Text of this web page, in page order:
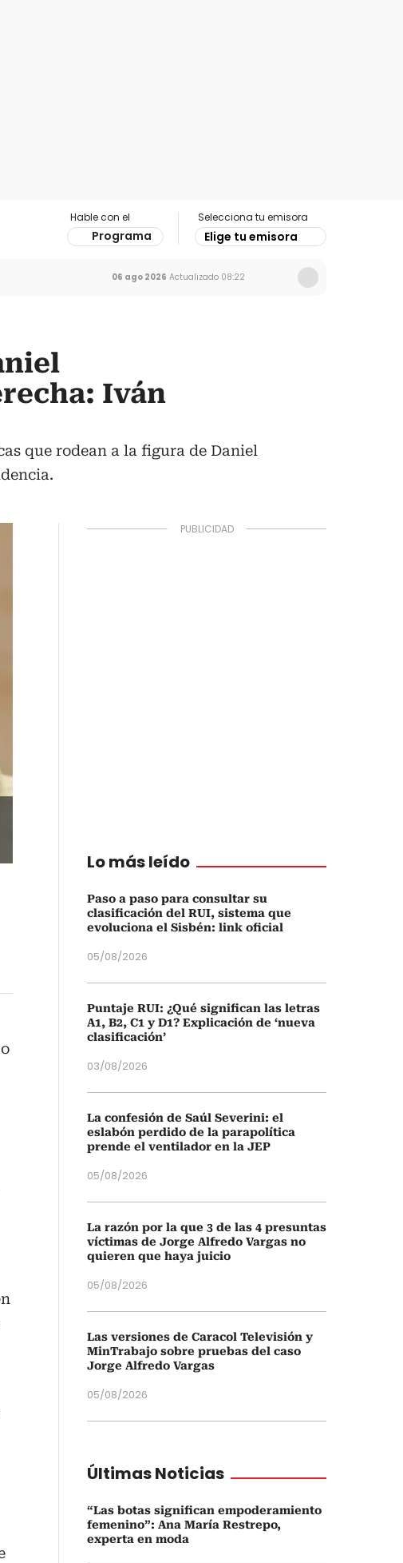
Hable con el
Programa
Selecciona tu emisora
Elige tu emisora
06 ago 2026 Actualizado 08:22
Iván
que rodean a la figura de Daniel
Lo más leído
Paso a paso para consultar su
clasificación del RUI, sistema que
evoluciona el Sisbén: link oficial
05/08/2026
Puntaje RUI: ¿Qué significan las letras
A1, B2, C1 y D1? Explicación de ‘nueva
clasificación’
03/08/2026
La confesión de Saúl Severini: el
eslabón perdido de la parapolítica
prende el ventilador en la JEP
05/08/2026
La razón por la que 3 de las 4 presuntas
víctimas de Jorge Alfredo Vargas no
quieren que haya juicio
05/08/2026
Las versiones de Caracol Televisión y
MinTrabajo sobre pruebas del caso
Jorge Alfredo Vargas
05/08/2026
Últimas Noticias
“Las botas significan empoderamiento
femenino”: Ana María Restrepo,
experta en moda